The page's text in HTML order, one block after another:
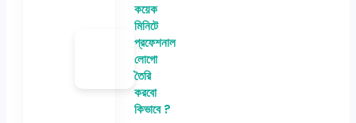
কয়েক
মিনিটে
প্রফেশনাল
লোগো
তৈরি
করবো
কিভাবে ?